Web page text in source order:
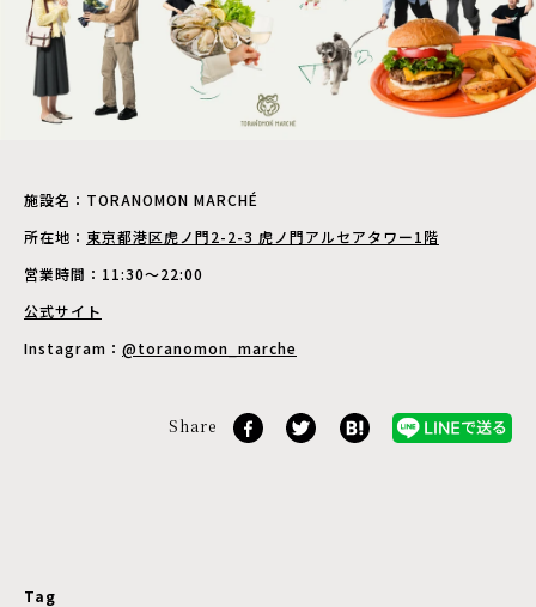
施設名：TORANOMON MARCHÉ
所在地： 東京都港区虎ノ門2-2-3 虎ノ門アルセアタワー1階
営業時間：11:30〜22:00
公式サイト
Instagram： @toranomon_marche
Share
Tag